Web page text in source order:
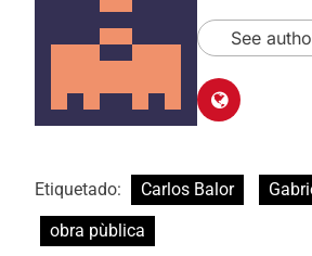
See
Etiquetado: Carlos Balor
obra pùblica